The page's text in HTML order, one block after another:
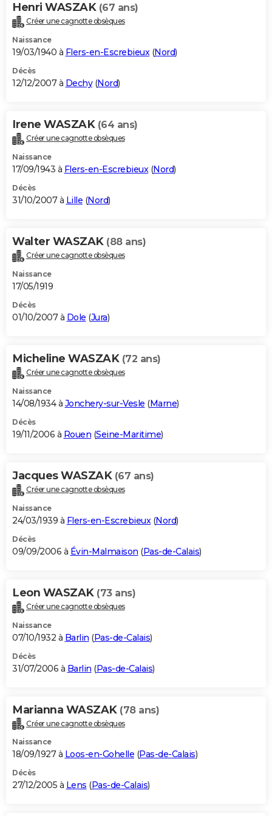
Henri WASZAK (67 ans)
Créer une cagnotte obsèques
Naissance
19/03/1940 à Flers-en-Escrebieux(Nord)
Décès
12/12/2007 à Dechy(Nord)
Irene WASZAK (64 ans)
Créer une cagnotte obsèques
Naissance
17/09/1943 à Flers-en-Escrebieux(Nord)
Décès
31/10/2007 à Lille (Nord)
Walter WASZAK (88 ans)
Créer une cagnotte obsèques
Naissance
17/05/1919
Décès
01/10/2007 à Dole (Jura)
Micheline WASZAK (72 ans)
Créer une cagnotte obsèques
Naissance
14/08/1934 à Jonchery-sur-Vesle (Marne)
Décès
19/11/2006 à Rouen (Seine-Maritime)
Jacques WASZAK (67 ans)
Créer une cagnotte obsèques
Naissance
24/03/1939 à Flers-en-Escrebieux(Nord)
Décès
09/09/2006 à Évin-Malmaison (Pas-de-Calais)
Leon WASZAK (73 ans)
Créer une cagnotte obsèques
Naissance
07/10/1932 à Barlin (Pas-de-Calais)
Décès
31/07/2006 à Barlin (Pas-de-Calais)
Marianna WASZAK (78 ans)
Créer une cagnotte obsèques
Naissance
18/09/1927 à Loos-en-Gohelle (Pas-de-Calais)
Décès
27/12/2005 à Lens (Pas-de-Calais)